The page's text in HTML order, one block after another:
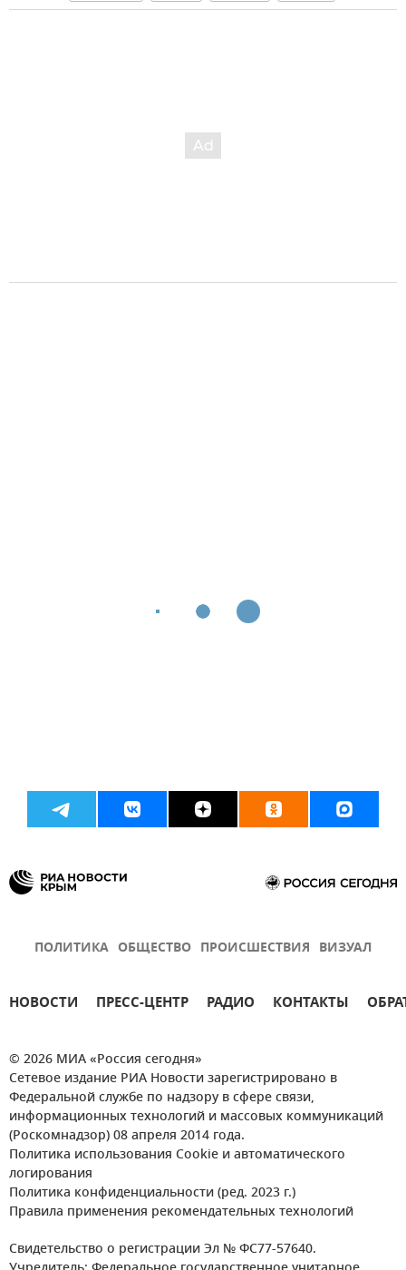
ПОЛИТИКА ОБЩЕСТВО ПРОИСШЕСТВИЯ ВИЗУАЛ
НОВОСТИ ПРЕСС-ЦЕНТР РАДИО КОНТАКТЫ
© 2026 МИА «Россия сегодня»
Сетевое издание РИА Новости зарегистрировано в
Федеральной службе по надзору в сфере связи,
информационных технологий и массовых коммуникаций
(Роскомнадзор) 08 апреля 2014 года.
Политика использования Cookie и автоматического
логирования
Политика конфиденциальности (ред. 2023 г.)
Правила применения рекомендательных технологий
Свидетельство о регистрации Эл № ФС77-57640.